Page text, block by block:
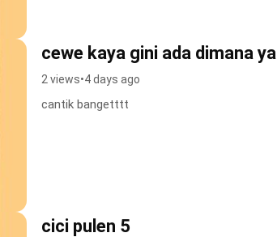
cewe kaya gini ada dimana ya
2 views•4 days ago
cantik bangetttt
cici pulen 5